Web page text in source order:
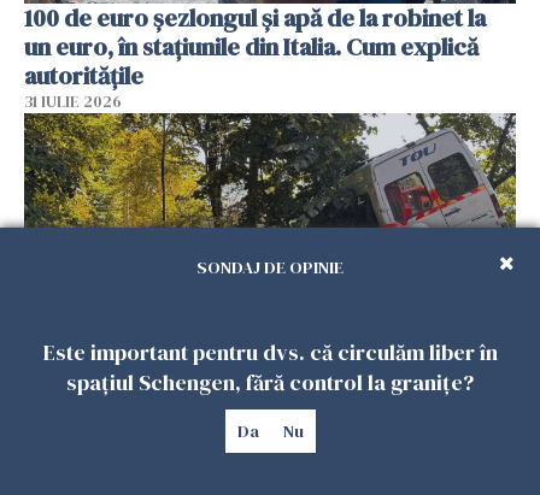
100 de euro șezlongul și apă de la robinet la
un euro, în stațiunile din Italia. Cum explică
autoritățile
31 IULIE 2026
Un microbuz cu sportivi de la Dinamo s-a
răsturnat. O persoană a murit, a fost activat
planul roșu de intervenție
SONDAJ DE OPINIE
Este important pentru dvs. că circulăm liber în
spațiul Schengen, fără control la granițe?
Da Nu